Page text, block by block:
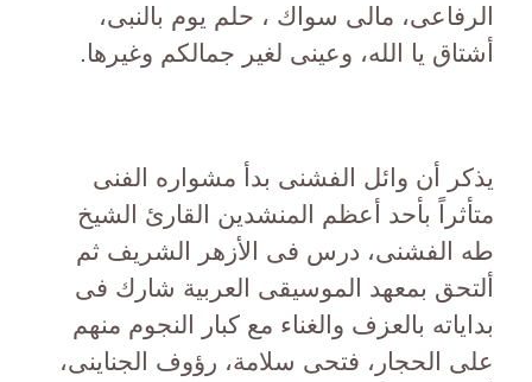
الرفاعى، مالى سواك ، حلم يوم بالنبى،
أشتاق يا الله، وعينى لغير جمالكم وغيرها.
يذكر أن وائل الفشنى بدأ مشواره الفنى
متأثراً بأحد أعظم المنشدين القارئ الشيخ
طه الفشنى، درس فى الأزهر الشريف ثم
ألتحق بمعهد الموسيقى العربية شارك فى
بداياته بالعزف والغناء مع كبار النجوم منهم
على الحجار، فتحى سلامة، رؤوف الجناينى،